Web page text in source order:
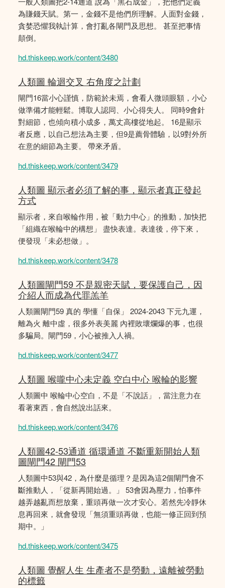
為賺錢天賦。第一，金錢不是他們所理解。人面對金錢，
貪婪恐懼我執計算，會打亂各閘門及思想。 甚至把事情
顛倒。
hd.thiskeep.work/content/3480
人類圖 輪迴交叉 右角度之計劃
閘門16當小心謹慎，防範於未焉，會看人微頭眼額，小心
做準備才能輕鬆。博取人認同、小心得失人。 同時9會針
對細節，也傾向積小成多，萬丈高樓從地起。 16是顯示
者反應，以自己想法為主要，但9是薦骨體驗，以9對外所
在意的細節為主要。 帶來矛盾。
hd.thiskeep.work/content/3479
人類圖 顯示者必須了解的事，顯示者真正發起
方式
顯示者，來自喉輪作用，被「動力中心」的推動，加快把
「組織在喉輪中的構想」 盡快表達。表達後，停下來，
便發現「未必想做」。
hd.thiskeep.work/content/3478
人類圖閘門59 不是親密天賦，要保護自己，因
介紹人而成為代罪羔羊
人類圖閘門59 真的 學懂「自保」 2024-2043 下元九運，
離為火 離中虛，很多外表美麗 內裡敗壞爛爆的事，也很
多騙局。閘門59，小心被推入人禍。
hd.thiskeep.work/content/3477
人類圖 喉嚨中心未定義 空白中心 喉輪的影響
人類圖中 喉輪中心空白，不是「不說話」，當注意力在
看著東西，會自然說出話來。
hd.thiskeep.work/content/3476
人類圖42-53通道 循環通道 不斷重新開始人類
圖閘門42 閘門53
人類圖中53與42，為什麼是循理？是因為這2個閘門會不
斷推動人，「從新再開始過。」 53會因為壓力，怕事件
越弄越亂而想放棄，重頭再做一次才安心。若然先冷靜休
息再回來，就會發現「無須重頭再做，也能一修正回到預
期中。」
hd.thiskeep.work/content/3475
人類圖 覺醒人生 生產者不是勞動，遠離被勞動
的標籤